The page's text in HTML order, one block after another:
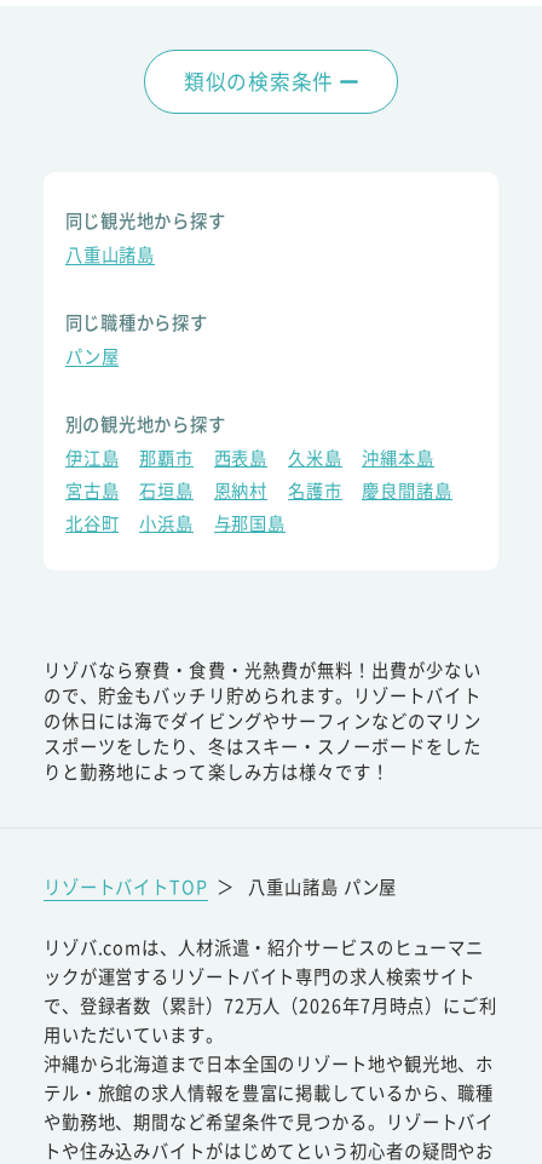
類似の検索条件
同じ観光地から探す
八重山諸島
同じ職種から探す
パン屋
別の観光地から探す
伊江島
那覇市 西表島 久米島
沖縄本島
宮古島
石垣島 恩納村 名護市
慶良間諸島
北谷町
小浜島 与那国島
リゾバなら寮費・食費・光熱費が無料！出費が少ない
ので、貯金もバッチリ貯められます。リゾートバイト
の休日には海でダイビングやサーフィンなどのマリン
スポーツをしたり、冬はスキー・スノーボードをした
りと勤務地によって楽しみ方は様々です！
リゾートバイトTOP ＞ 八重山諸島 パン屋
リゾバ.comは、人材派遣・紹介サービスのヒューマニ
ックが運営するリゾートバイト専門の求人検索サイト
で、登録者数（累計）72万人（2026年7月時点）にご利
用いただいています。
沖縄から北海道まで日本全国のリゾート地や観光地、ホ
テル・旅館の求人情報を豊富に掲載しているから、職種
や勤務地、期間など希望条件で見つかる。リゾートバイ
トや住み込みバイトがはじめてという初心者の疑問やお